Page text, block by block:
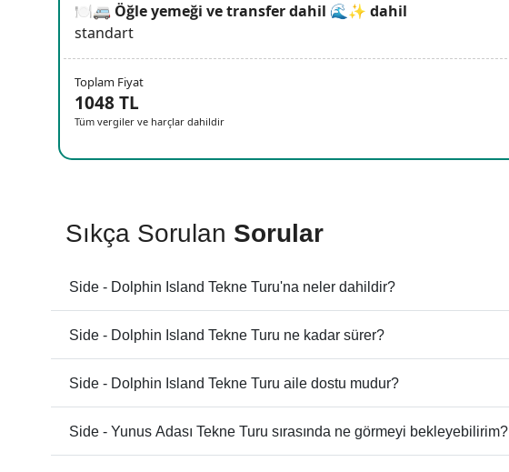
🍽️🚐 Öğle yemeği ve transfer dahil 🌊✨ dahil
standart
Toplam Fiyat
1048 TL
Tüm vergiler ve harçlar dahildir
Sıkça Sorulan Sorular
Side - Dolphin Island Tekne Turu'na neler dahildir?
Side - Dolphin Island Tekne Turu ne kadar sürer?
Side - Dolphin Island Tekne Turu aile dostu mudur?
Side - Yunus Adası Tekne Turu sırasında ne görmeyi bekleyebilirim?